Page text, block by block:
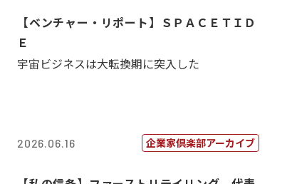
【ベンチャー・リポート】ＳＰＡＣＥＴＩＤ
Ｅ
宇宙ビジネスは大転換期に突入した
2026.06.16 企業家倶楽部アーカイブ